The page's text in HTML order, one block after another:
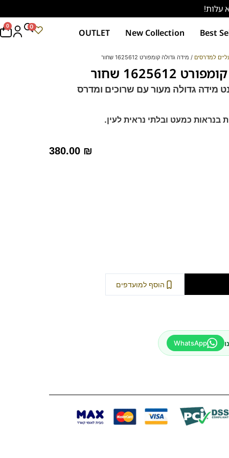
Best
New Collection
OUTLET
0 0
למדרסים / מידה גדולה קומפורט 1625612 שחור
שחור
מידה גדולה מעור עם שרוכים ומדרס
בנראות כמעט ובלתי נראית לעין.
ממושכת.
380.00 ₪
הוסף למועדפים
WhatsApp